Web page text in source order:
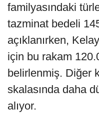
familyasındaki
tazminat bedeli
açıklanırken,
için bu rakam
belirlenmiş. Diğer
skalasında daha
alıyor.